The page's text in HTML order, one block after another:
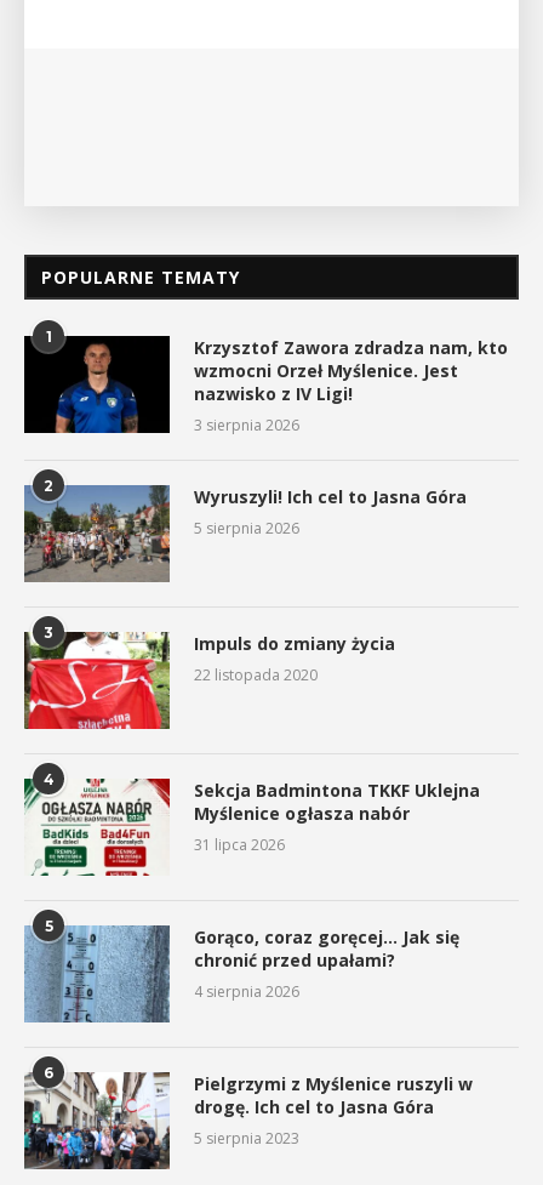
POPULARNE TEMATY
1
Krzysztof Zawora zdradza nam, kto
wzmocni Orzeł Myślenice. Jest
nazwisko z IV Ligi!
3 sierpnia 2026
2 Wyruszyli! Ich cel to Jasna Góra
5 sierpnia 2026
3 Impuls do zmiany życia
22 listopada 2020
4
Sekcja Badmintona TKKF Uklejna
Myślenice ogłasza nabór
31 lipca 2026
5
Gorąco, coraz goręcej… Jak się
chronić przed upałami?
4 sierpnia 2026
6
Pielgrzymi z Myślenice ruszyli w
drogę. Ich cel to Jasna Góra
5 sierpnia 2023